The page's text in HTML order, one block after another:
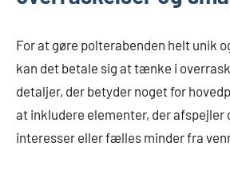
For at gøre polterabenden helt unik
kan det betale sig at tænke i
detaljer, der betyder noget for
at inkludere elementer, der afspejler
interesser eller fælles minder fra